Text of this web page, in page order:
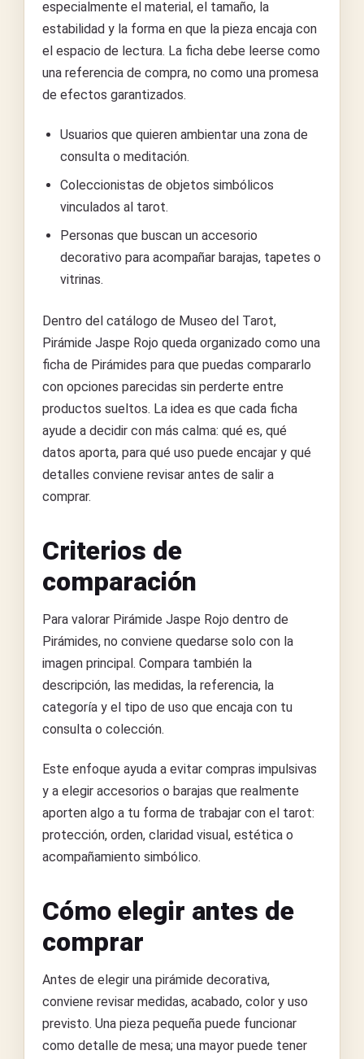
especialmente el material, el tamaño, la
estabilidad y la forma en que la pieza encaja con
el espacio de lectura. La ficha debe leerse como
una referencia de compra, no como una promesa
de efectos garantizados.
Usuarios que quieren ambientar una zona de
consulta o meditación.
Coleccionistas de objetos simbólicos
vinculados al tarot.
Personas que buscan un accesorio
decorativo para acompañar barajas, tapetes o
vitrinas.
Dentro del catálogo de Museo del Tarot,
Pirámide Jaspe Rojo queda organizado como una
ficha de Pirámides para que puedas compararlo
con opciones parecidas sin perderte entre
productos sueltos. La idea es que cada ficha
ayude a decidir con más calma: qué es, qué
datos aporta, para qué uso puede encajar y qué
detalles conviene revisar antes de salir a
comprar.
Criterios de
comparación
Para valorar Pirámide Jaspe Rojo dentro de
Pirámides, no conviene quedarse solo con la
imagen principal. Compara también la
descripción, las medidas, la referencia, la
categoría y el tipo de uso que encaja con tu
consulta o colección.
Este enfoque ayuda a evitar compras impulsivas
y a elegir accesorios o barajas que realmente
aporten algo a tu forma de trabajar con el tarot:
protección, orden, claridad visual, estética o
acompañamiento simbólico.
Cómo elegir antes de
comprar
Antes de elegir una pirámide decorativa,
conviene revisar medidas, acabado, color y uso
previsto. Una pieza pequeña puede funcionar
como detalle de mesa; una mayor puede tener